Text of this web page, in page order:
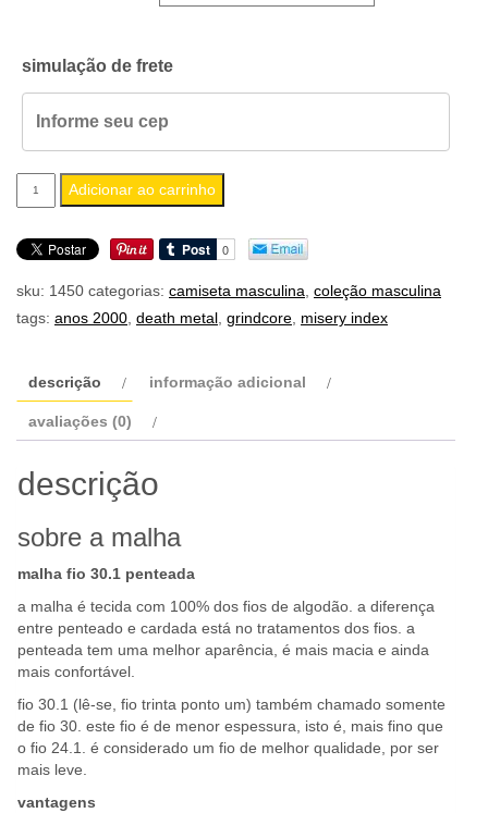
simulação de frete
camiseta
masculina
misery
quantidade
Adicionar ao carrinho
sku: 1450 categorias: camiseta masculina coleção masculina
tags: anos 2000 death metal grindcore misery index
descrição informação adicional
avaliações (0)
descrição
sobre a malha
malha fio 30.1 penteada
a malha é tecida com 100% dos fios de algodão. a diferença
entre penteado e cardada está no tratamentos dos fios. a
penteada tem uma melhor aparência, é mais macia e ainda
mais confortável.
fio 30.1 (lê-se, fio trinta ponto um) também chamado somente
de fio 30. este fio é de menor espessura, isto é, mais fino que
o fio 24.1. é considerado um fio de melhor qualidade, por ser
mais leve.
vantagens